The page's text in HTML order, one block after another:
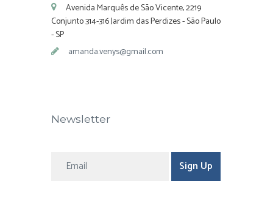
Avenida Marquês de São Vicente, 2219
Conjunto 314-316 Jardim das Perdizes - São Paulo
- SP
amanda.venys@gmail.com
Newsletter